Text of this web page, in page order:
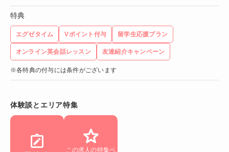
特典
エグゼタイム Vポイント付与 留学生応援プラン
オンライン英会話レッスン 友達紹介キャンペーン
※各特典の付与には条件がございます
体験談とエリア特集
この求人の特集ペ